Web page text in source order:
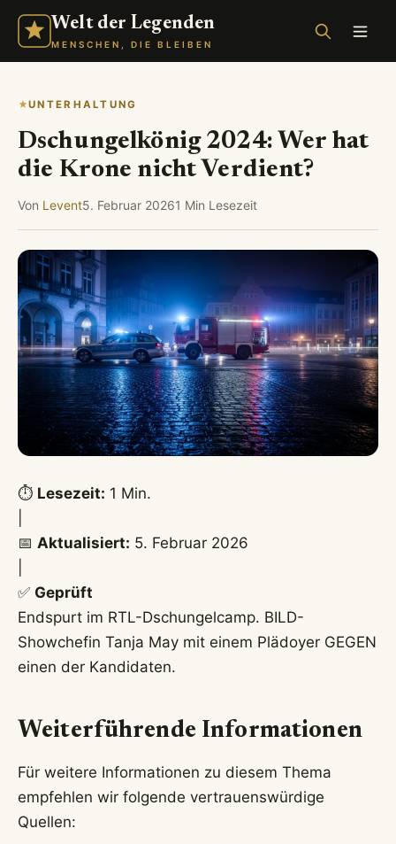
Welt der Legenden
MENSCHEN, DIE BLEIBEN
UNTERHALTUNG
Dschungelkönig 2024: Wer hat
die Krone nicht Verdient?
Von Levent5. Februar 20261 Min Lesezeit
⏱️ Lesezeit: 1 Min.
📅 Aktualisiert: 5. Februar 2026
✅ Geprüft
Endspurt im RTL-Dschungelcamp. BILD-
Showchefin Tanja May mit einem Plädoyer GEGEN
einen der Kandidaten.
Weiterführende Informationen
Für weitere Informationen zu diesem Thema
empfehlen wir folgende vertrauenswürdige
Quellen: